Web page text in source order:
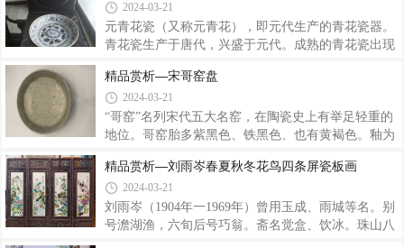
云者最具代表性。自2014年春拍，朵云轩盛大推出朱
昌言藏吴湖帆字画专场以来，吴湖帆的画作
永玉、中国画院院士，受过小学和不完整初级中学教
育。因家境贫苦，12岁就外出谋生，流落到安徽、福
建山区小瓷作坊做童工，后来辗转到上海、台湾和香
独具风格的版画作品饮誉国内外。16岁开始以绘声绘
色画画及木刻谋生。曾任瓷场小工、小学教员、中学
教员、家众教育馆员、剧团见习美术队员、报社
2024-03-21
元青花瓷（又称元青花），即元代生产的青花瓷器。
青花瓷生产于唐代，兴盛于元代。成熟的青花瓷出现
而不乱。元青花最突出的特点是气势宏大、饱满雄
健，从器物造型到装饰都有一种阳刚之美，其独特的
品类、造型、纹饰具有浓郁的时代特征，体现了元瓷
工艺从原料、制作、绘画到烧成的稀有程度。”元代
向，在市场上，元代青花瓷器的价格多以造型，纹饰
的发色以及画工品相等作为决定价格的主要因素。与
后代青花瓷器相比，元青花的绘画笔法最令人震
精品赏析—宋哥窑盘
2024-03-21
“哥窑”名列宋代五大名窑，在陶瓷史上有举足轻重的
地位。哥窑胎多紫黑色、铁黑色、也有黄褐色。釉为
青多见，釉面大小纹片结合。经染色后大纹片呈深褐
色，小纹片为黄褐色，也称‘金丝铁线’“墨纹梅花
片”“叶脉纹”‘文武片’等。这是传世哥窑的主要特征之
一。器形有各式瓶、炉、尊、洗及碗、盆、碟等。多
精品赏析—刘雨岑春夏秋冬花鸟四条屏瓷板画
2024-03-21
刘雨岑（1904年一1969年）曾用玉成、雨城等名。别
号澹湖渔，六旬后号巧翁。斋名觉盒、饮冰。珠山八